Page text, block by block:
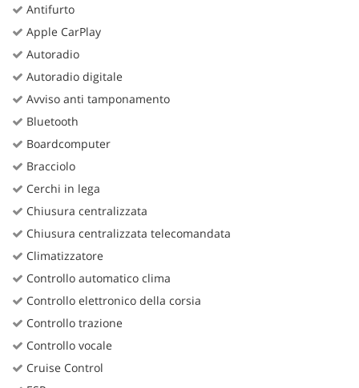
Antifurto
Apple CarPlay
Autoradio
Autoradio digitale
Avviso anti tamponamento
Bluetooth
Boardcomputer
Bracciolo
Cerchi in lega
Chiusura centralizzata
Chiusura centralizzata telecomandata
Climatizzatore
Controllo automatico clima
Controllo elettronico della corsia
Controllo trazione
Controllo vocale
Cruise Control